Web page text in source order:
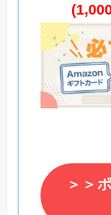
＞＞